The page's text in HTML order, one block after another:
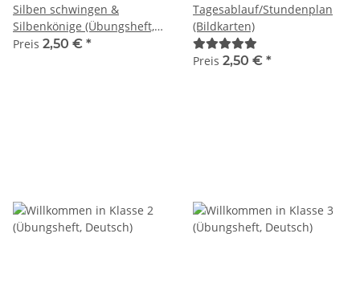
Silben schwingen &
Silbenkönige (Übungsheft,
Rechtschreibung)
Preis 2,50 € *
Tagesablauf/Stundenplan
(Bildkarten)
Preis 2,50 € *